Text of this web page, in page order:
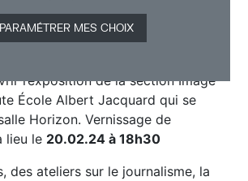
PARAMÉTRER MES CHOIX
l’exposition de la section Image
École Albert Jacquard qui se
Horizon. Vernissage de
lieu le 20.02.24 à 18h30
des ateliers sur le journalisme, la